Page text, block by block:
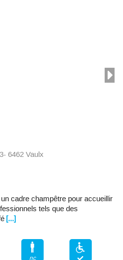
6462 Vaulx
cadre champêtre pour accueillir
tels que des
[...]
nc